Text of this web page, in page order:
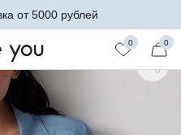
от 5000 рублей
0 0